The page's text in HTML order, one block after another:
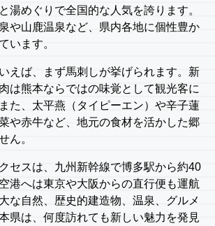
湯めぐりで全国的な人気を誇ります。
や山鹿温泉など、県内各地に個性豊か
います。
えば、まず馬刺しが挙げられます。新
は熊本ならではの味覚として観光客に
た、太平燕（タイピーエン）や辛子蓮
や赤牛など、地元の食材を活かした郷
ん。
セスは、九州新幹線で博多駅から約40
港へは東京や大阪からの直行便も運航
な自然、歴史的建造物、温泉、グルメ
県は、何度訪れても新しい魅力を発見